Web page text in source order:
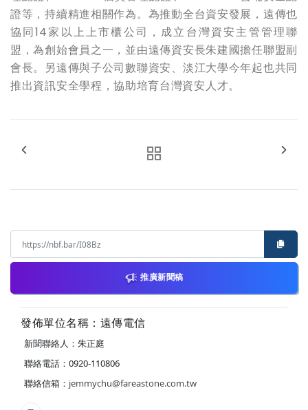
證等，持續精進相關作為。為推動全台資安發展，遠傳也
協同14家以上上市櫃公司，成立台灣資安主管管理聯
盟，為創始會員之一，並由遠傳資安長朱建國擔任聯盟副
會長。另遠傳與子公司數聯資安、淡江大學今年起也共同
推出資訊安全學程，協助培育台灣資安人才。
推廣新聞稿
發佈單位名稱：遠傳電信
新聞聯絡人：朱正庭
聯絡電話：0920-110806
聯絡信箱： jemmychu@fareastone.com.tw